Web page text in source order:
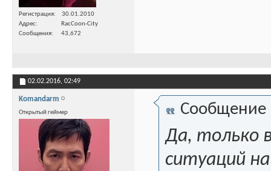
Регистрация
30.01.2010
Адрес
RacCoon-City
Сообщения
43,672
02.02.2016, 02:49
Komandarm
Открытый геймер Сообщение
Да, только
ситуаций